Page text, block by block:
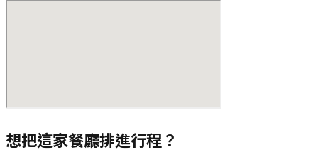
想把這家餐廳排進行程？